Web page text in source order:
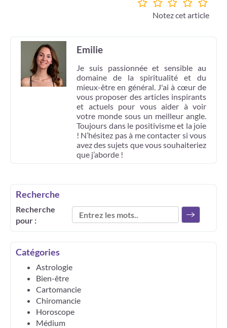
Notez cet article
Emilie
Je suis passionnée et sensible au
domaine de la spiritualité et du
mieux-être en général. J'ai à cœur de
vous proposer des articles inspirants
et actuels pour vous aider à voir
votre monde sous un meilleur angle.
Toujours dans le positivisme et la joie
! N’hésitez pas à me contacter si vous
avez des sujets que vous souhaiteriez
que j’aborde !
Recherche
Recherche
pour :
Catégories
Astrologie
Bien-être
Cartomancie
Chiromancie
Horoscope
Médium